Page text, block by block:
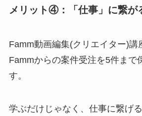
メリット④：「仕事」に繋が
Famm動画編集(クリエイター)講
Fammからの案件受注を5件まで
す。
学ぶだけじゃなく、仕事に繋げ